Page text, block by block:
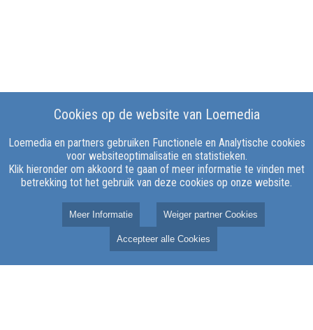
Cookies op de website van Loemedia
Loemedia en partners gebruiken Functionele en Analytische cookies
voor websiteoptimalisatie en statistieken.
Klik hieronder om akkoord te gaan of meer informatie te vinden met
betrekking tot het gebruik van deze cookies op onze website.
Meer Informatie Weiger partner Cookies
Accepteer alle Cookies